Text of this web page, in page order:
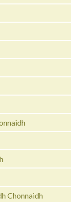
Chonnaidh